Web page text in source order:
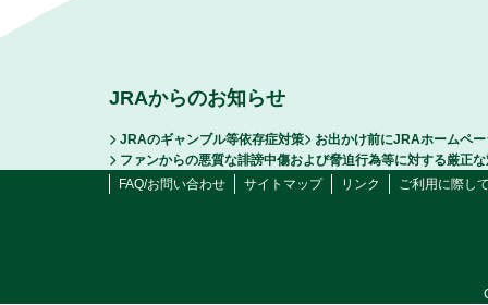
JRAからのお知らせ
JRAのギャンブル等依存症対策
お出かけ前にJRAホームペ
ファンからの悪質な誹謗中傷および脅迫行為等に対する厳正
FAQ/お問い合わせ
サイトマップ リンク ご利用に際し